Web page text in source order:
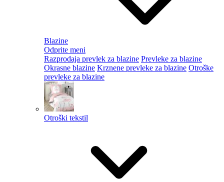
Blazine
Odprite meni
Razprodaja prevlek za blazine Prevleke za blazine
Okrasne blazine Krznene prevleke za blazine Otroške
prevleke za blazine
Otroški tekstil